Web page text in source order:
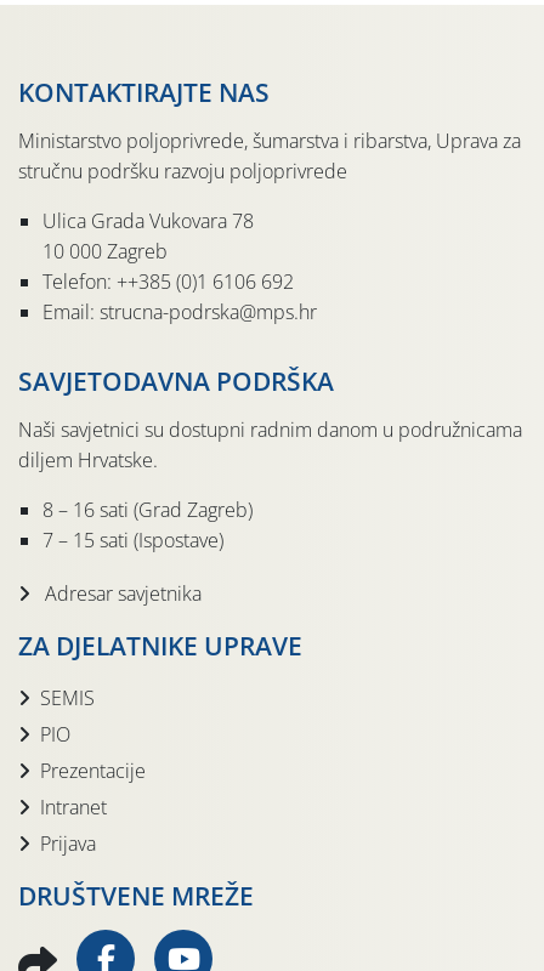
KONTAKTIRAJTE NAS
Ministarstvo poljoprivrede, šumarstva i ribarstva, Uprava za
stručnu podršku razvoju poljoprivrede
Ulica Grada Vukovara 78
10 000 Zagreb
Telefon: ++385 (0)1 6106 692
Email: strucna-podrska@mps.hr
SAVJETODAVNA PODRŠKA
Naši savjetnici su dostupni radnim danom u podružnicama
diljem Hrvatske.
8 – 16 sati (Grad Zagreb)
7 – 15 sati (Ispostave)
Adresar savjetnika
ZA DJELATNIKE UPRAVE
SEMIS
PIO
Prezentacije
Intranet
Prijava
DRUŠTVENE MREŽE